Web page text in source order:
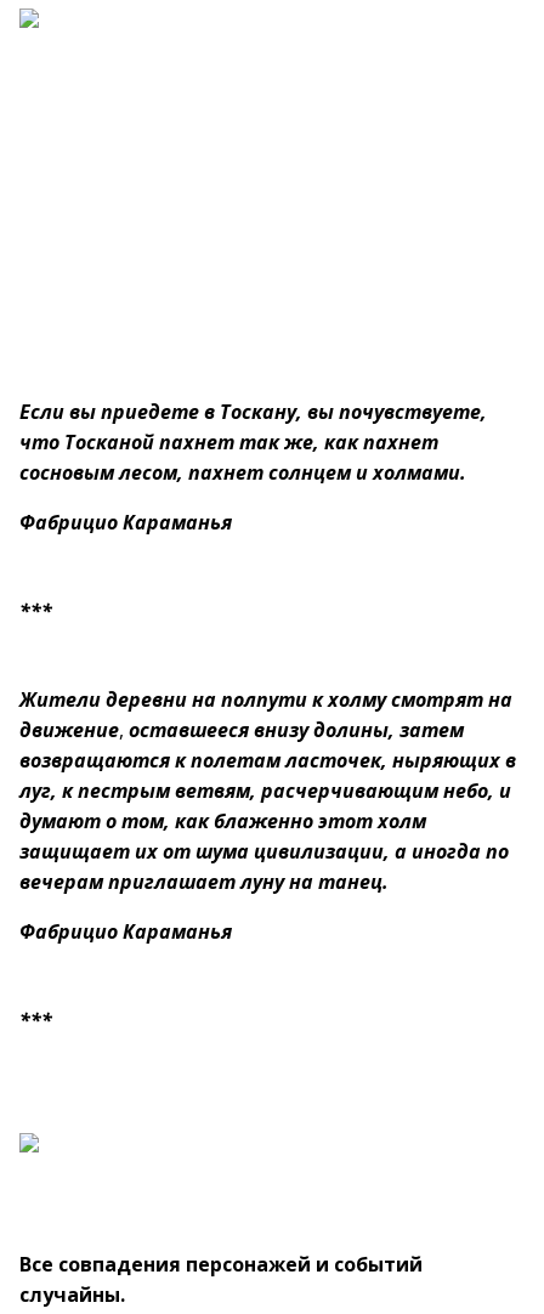
Если вы приедете в Тоскану, вы почувствуете,
что Тосканой пахнет так же, как пахнет
сосновым лесом, пахнет солнцем и холмами.
Фабрицио Караманья
***
Жители деревни на полпути к холму смотрят на
движение, оставшееся внизу долины, затем
возвращаются к полетам ласточек, ныряющих в
луг, к пестрым ветвям, расчерчивающим небо, и
думают о том, как блаженно этот холм
защищает их от шума цивилизации, а иногда по
вечерам приглашает луну на танец.
Фабрицио Караманья
***
Все совпадения персонажей и событий
случайны.